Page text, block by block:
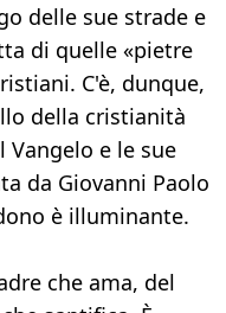
delle sue strade e
di quelle «pietre
C'è, dunque,
della cristianità
Vangelo e le sue
da Giovanni Paolo
è illuminante.
che ama, del